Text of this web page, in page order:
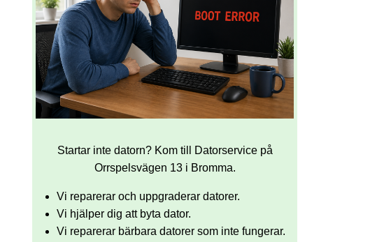
Startar inte datorn? Kom till Datorservice på
Orrspelsvägen 13 i Bromma.
Vi reparerar och uppgraderar datorer.
Vi hjälper dig att byta dator.
Vi reparerar bärbara datorer som inte fungerar.